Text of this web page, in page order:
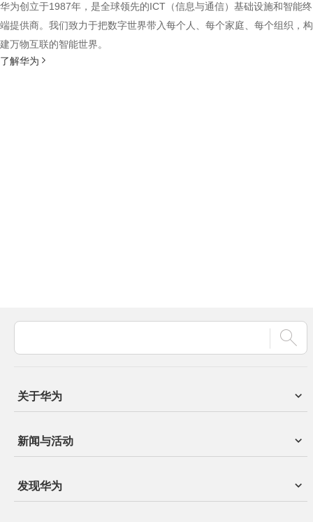
华为创立于1987年，是全球领先的ICT（信息与通信）基础设施和智能终
端提供商。我们致力于把数字世界带入每个人、每个家庭、每个组织，构
建万物互联的智能世界。
了解华为
关于华为
新闻与活动
发现华为